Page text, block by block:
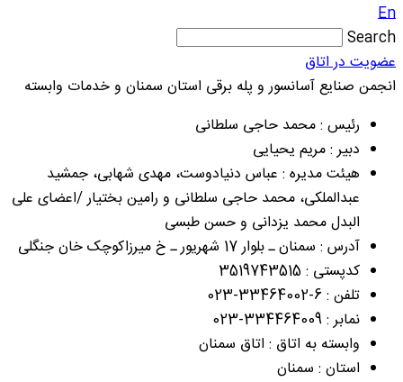
En
Search
عضویت در اتاق
انجمن صنایع آسانسور و پله برقی استان سمنان و خدمات وابسته
رئیس : محمد حاجی سلطانی
دبیر : مریم یحیایی
هیئت مدیره : عباس دنیادوست، مهدی شهابی، جمشید
عبدالملکی، محمد حاجی سلطانی و رامین بختیار /اعضای علی
البدل محمد یزدانی و حسن طبسی
آدرس : سمنان ـ بلوار 17 شهریور ـ خ میرزاکوچک خان جنگلی
کدپستی : 3519743515
تلفن : 6-33464002-023
نمابر : 334464009-023
وابسته به اتاق : اتاق سمنان
استان : سمنان